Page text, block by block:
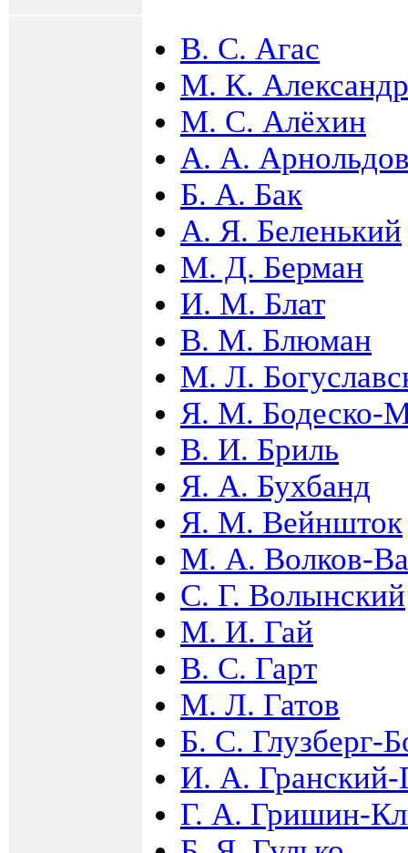
В. С. Агас
М. К.
М. С. Алёхин
А. А.
Б. А. Бак
А. Я. Беленький
М. Д. Берман
И. М. Блат
В. М. Блюман
М. Л.
Я. М. Бодеско-
В. И. Бриль
Я. А. Бухбанд
Я. М. Вейншток
М. А. Волков-
С. Г. Волынский
М. И. Гай
В. С. Гарт
М. Л. Гатов
Б. С. Глузберг-
И. А. Гранский-
Г. А. Гришин-